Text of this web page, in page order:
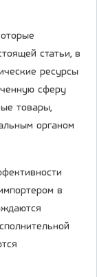
статьи, в
ресурсы
сферу
товары,
органом
в